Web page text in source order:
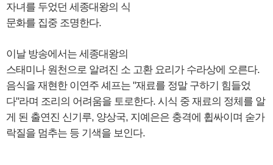
자녀를 두었던 세종대왕의 식
문화를 집중 조명한다.
이날 방송에서는 세종대왕의
스태미나 원천으로 알려진 소 고환 요리가 수라상에 오른다.
음식을 재현한 이연주 셰프는 "재료를 정말 구하기 힘들었
다"라며 조리의 어려움을 토로한다. 시식 중 재료의 정체를 알
게 된 출연진 신기루, 양상국, 지예은은 충격에 휩싸이며 숟가
락질을 멈추는 등 기색을 보인다.